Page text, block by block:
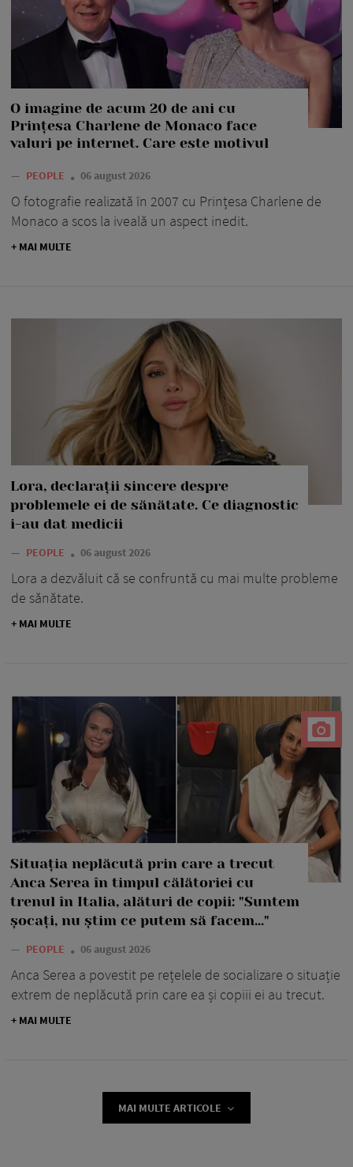
O imagine de acum 20 de ani cu
Prințesa Charlene de Monaco face
valuri pe internet. Care este motivul
— PEOPLE 06 august 2026
O fotografie realizată în 2007 cu Prințesa Charlene de
Monaco a scos la iveală un aspect inedit.
+ MAI MULTE
Lora, declarații sincere despre
problemele ei de sănătate. Ce diagnostic
i-au dat medicii
— PEOPLE 06 august 2026
Lora a dezvăluit că se confruntă cu mai multe probleme
de sănătate.
+ MAI MULTE
Situația neplăcută prin care a trecut
Anca Serea în timpul călătoriei cu
trenul în Italia, alături de copii: "Suntem
șocați, nu știm ce putem să facem..."
— PEOPLE 06 august 2026
Anca Serea a povestit pe rețelele de socializare o situație
extrem de neplăcută prin care ea și copiii ei au trecut.
+ MAI MULTE
MAI MULTE ARTICOLE